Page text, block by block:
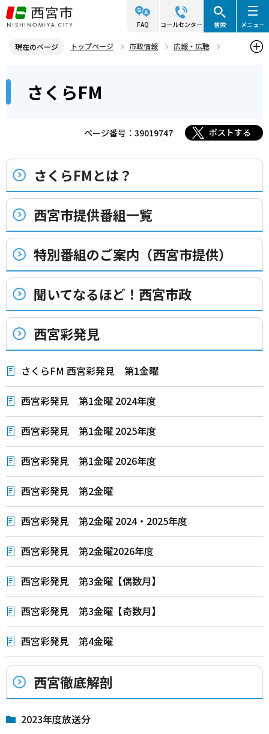
こ
の
ジ
先
す
FAQ コールセンター 検索 メニュー
現在のページ トップページ 市政情報
広報・広聴
こ
ら
さくらFM
ページ番号：39019747 ポストする
さくらFMとは？
西宮市提供番組一覧
特別番組のご案内（西宮市提供）
聞いてなるほど！西宮市政
西宮彩発見
さくらFM 西宮彩発見 第1金曜
西宮彩発見 第1金曜 2024年度
西宮彩発見 第1金曜 2025年度
西宮彩発見 第1金曜 2026年度
西宮彩発見 第2金曜
西宮彩発見 第2金曜 2024・2025年度
西宮彩発見 第2金曜2026年度
西宮彩発見 第3金曜【偶数月】
西宮彩発見 第3金曜【奇数月】
西宮彩発見 第4金曜
西宮徹底解剖
2023年度放送分